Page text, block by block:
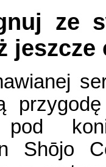
ze
pod
Shōjo